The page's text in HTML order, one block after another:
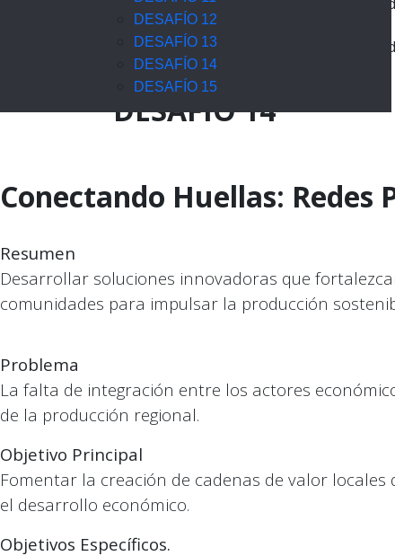
DESAFÍO 12
DESAFÍO 13
DESAFÍO 14
DESAFÍO 15
: Undefined property: stdClass::$menualign in /home/
Home
DESAFÍOS
DESAFÍO 14
Conectando Huellas:
Resumen
Desarrollar soluciones innovadoras que
comunidades para impulsar la producción
Problema
La falta de integración entre los actores
de la producción regional.
Objetivo Principal
Fomentar la creación de cadenas de valor
el desarrollo económico.
Objetivos Específicos.